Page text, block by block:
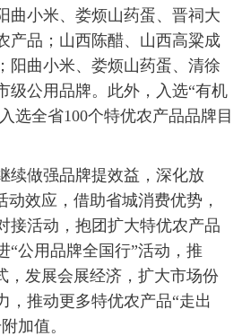
曲小米、娄烦山药蛋、晋祠大
产品；山西陈醋、山西高粱成
阳曲小米、娄烦山药蛋、清徐
级公用品牌。此外，入选“有机
选全省100个特优农产品品牌目
做强品牌提效益，深化放
动效应，借助省城消费优势，
接活动，抱团扩大特优农产品
“公用品牌全国行”活动，推
，发展会展经济，扩大市场份
，推动更多特优农产品“走出
加值。